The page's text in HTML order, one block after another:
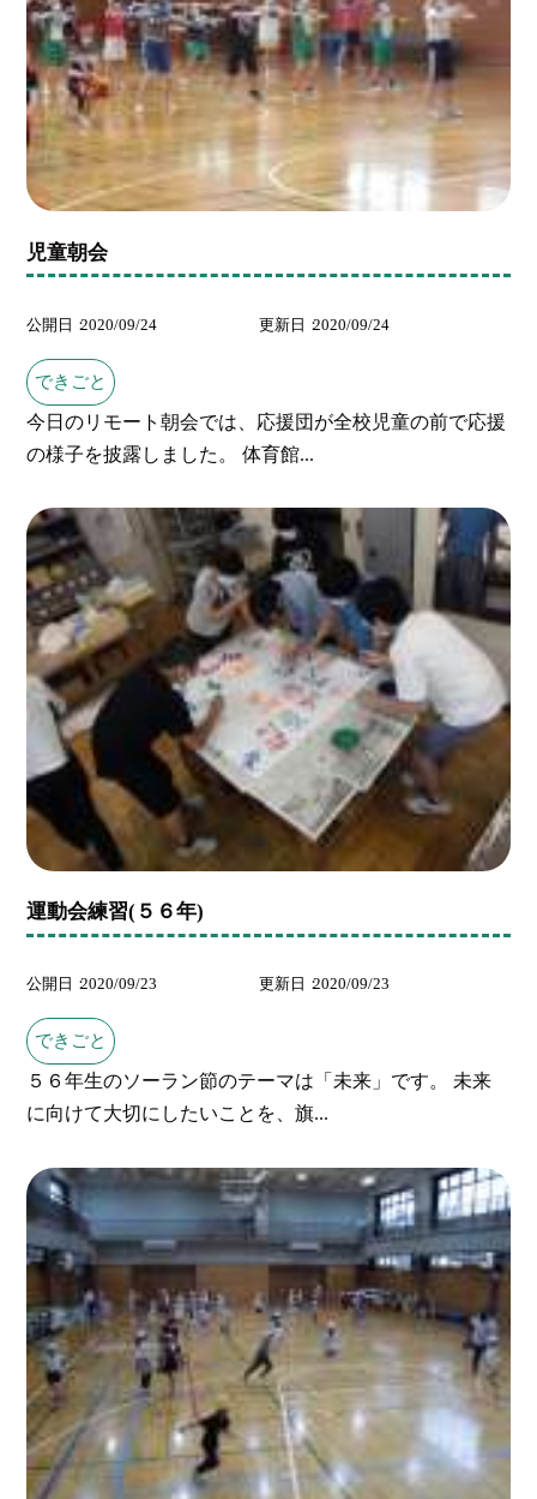
児童朝会
公開日 2020/09/24 更新日 2020/09/24
できごと
今日のリモート朝会では、応援団が全校児童の前で応援
の様子を披露しました。 体育館...
運動会練習(５６年)
公開日 2020/09/23 更新日 2020/09/23
できごと
５６年生のソーラン節のテーマは「未来」です。 未来
に向けて大切にしたいことを、旗...